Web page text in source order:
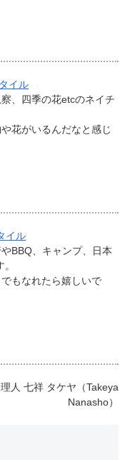
イル
、四季の花etcのネイチ
花がいるんだなと感じ
イル
BBQ、キャンプ、日本
もなれたら嬉しいで
人 七祥 タケヤ（Takeya
Nanasho）